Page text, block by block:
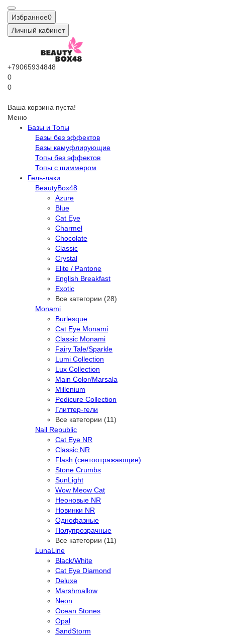
Избранное0
Личный кабинет
+79065934848
0
0
Ваша корзина пуста!
Меню
Базы и Топы
Базы без эффектов
Базы камуфлирующие
Топы без эффектов
Топы с шиммером
Гель-лаки
BeautyBox48
Azure
Blue
Cat Eye
Charmel
Chocolate
Classic
Crystal
Elite / Pantone
English Breakfast
Exotic
Все категории (28)
Monami
Burlesque
Cat Eye Monami
Classic Monami
Fairy Tale/Sparkle
Lumi Collection
Lux Collection
Main Color/Marsala
Millenium
Pedicure Collection
Глиттер-гели
Все категории (11)
Nail Republic
Cat Eye NR
Classic NR
Flash (светоотражающие)
Stone Crumbs
SunLight
Wow Meow Cat
Неоновые NR
Новинки NR
Однофазные
Полупрозрачные
Все категории (11)
LunaLine
Black/White
Cat Eye Diamond
Deluxe
Marshmallow
Neon
Ocean Stones
Opal
SandStorm